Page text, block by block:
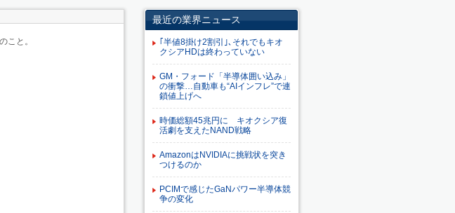
こと。
最近の業界ニュース
｢半値8掛け2割引｣､それでもキオ
クシアHDは終わっていない
GM・フォード「半導体囲い込み」
の衝撃…自動車も“AIインフレ”で連
鎖値上げへ
時価総額45兆円に キオクシア復
活劇を支えたNAND戦略
AmazonはNVIDIAに挑戦状を突き
つけるのか
PCIMで感じたGaNパワー半導体競
争の変化